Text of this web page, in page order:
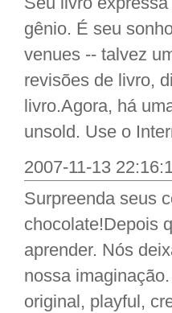
gênio. É seu
venues -- talvez
revisões de livro,
livro.Agora, há
unsold. Use o
2007-11-13
Surpreenda seus
chocolate!Depois
aprender. Nós
nossa
original, playful,